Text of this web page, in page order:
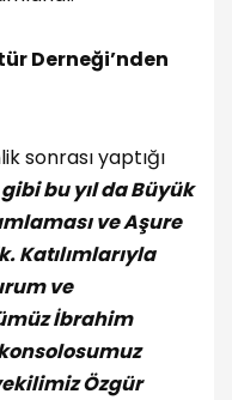
Derneği’nden
sonrası yaptığı
bu yıl da Büyük
ve Aşure
Katılımlarıyla
ve
İbrahim
Özgür